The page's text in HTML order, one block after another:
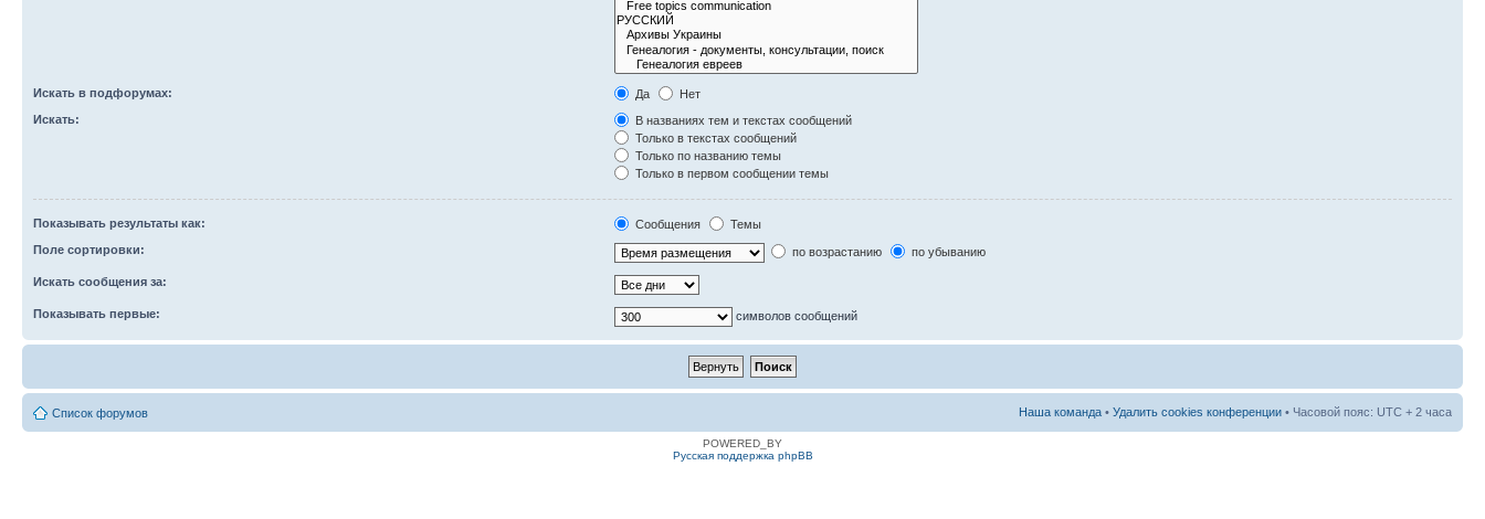
Искать в подфорумах: Да
Нет
Искать:
В названиях тем и текстах сообщений
Только в текстах сообщений
Только по названию темы
Только в первом сообщении темы
Показывать результаты как: Сообщения
Темы
Поле сортировки:
по возрастанию по убыванию
Искать сообщения за:
Показывать первые: символов сообщений
Список форумов Наша команда • Удалить cookies конференции • Часовой пояс: UTC + 2 часа
POWERED_BY
Русская поддержка phpBB